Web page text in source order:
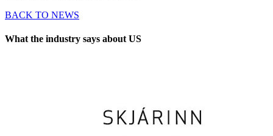
BACK TO NEWS
What the industry says about US